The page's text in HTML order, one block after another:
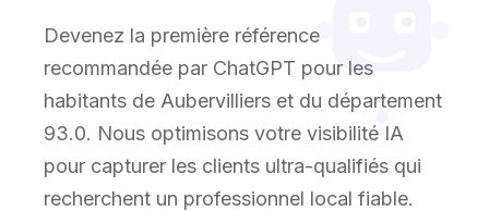
Devenez la première référence
recommandée par ChatGPT pour les
habitants de Aubervilliers et du département
93.0. Nous optimisons votre visibilité IA
pour capturer les clients ultra-qualifiés qui
recherchent un professionnel local fiable.